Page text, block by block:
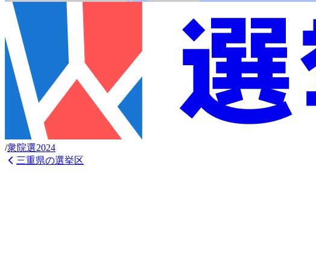
/衆院選2024
三重県の選挙区